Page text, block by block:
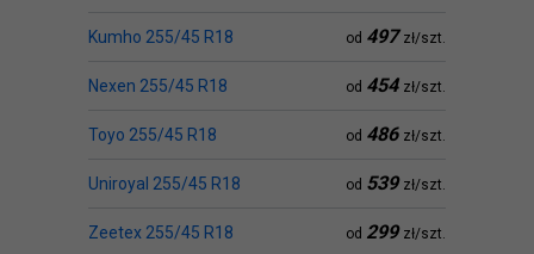
Kumho 255/45 R18 od 497 zł/szt.
Nexen 255/45 R18 od 454 zł/szt.
Toyo 255/45 R18 od 486 zł/szt.
Uniroyal 255/45 R18 od 539 zł/szt.
Zeetex 255/45 R18 od 299 zł/szt.